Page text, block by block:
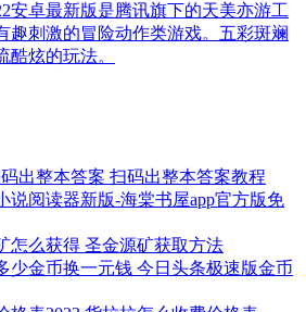
安卓最新版是腾讯旗下的天美亦游工
趣刺激的冒险动作类游戏。五彩斑斓
酷炫的玩法。
出整本答案 扫码出整本答案教程
说阅读器新版-海棠书屋app官方版免
怎么获得 圣金源矿获取方法
少金币换一元钱 今日头条极速版金币